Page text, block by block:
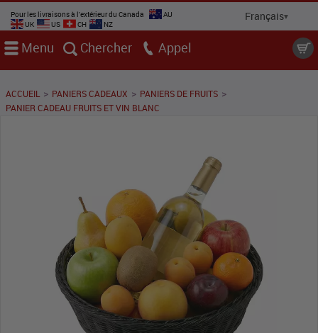
Pour les livraisons à l'extérieur du Canada
AU
UK
US CH NZ
Menu Chercher Appel
ACCUEIL > PANIERS CADEAUX > PANIERS DE FRUITS >
PANIER CADEAU FRUITS ET VIN BLANC